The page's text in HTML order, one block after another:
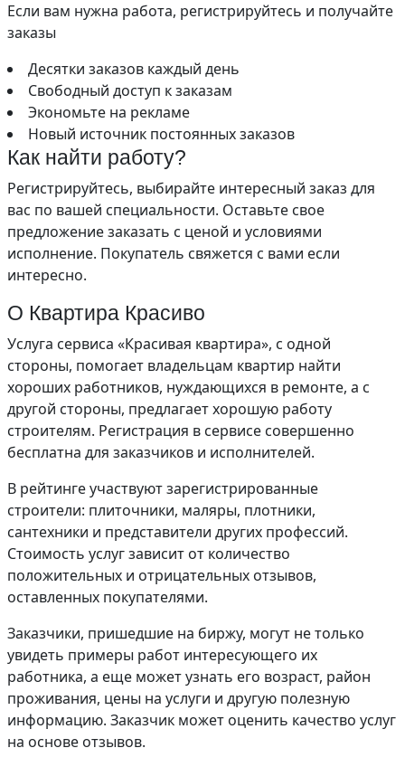
Если вам нужна работа, регистрируйтесь и получайте
заказы
Десятки заказов каждый день
Свободный доступ к заказам
Экономьте на рекламе
Новый источник постоянных заказов
Как найти работу?
Регистрируйтесь, выбирайте интересный заказ для
вас по вашей специальности. Оставьте свое
предложение заказать с ценой и условиями
исполнение. Покупатель свяжется с вами если
интересно.
О Квартира Красиво
Услуга сервиса «Красивая квартира», с одной
стороны, помогает владельцам квартир найти
хороших работников, нуждающихся в ремонте, а с
другой стороны, предлагает хорошую работу
строителям. Регистрация в сервисе совершенно
бесплатна для заказчиков и исполнителей.
В рейтинге участвуют зарегистрированные
строители: плиточники, маляры, плотники,
сантехники и представители других профессий.
Стоимость услуг зависит от количество
положительных и отрицательных отзывов,
оставленных покупателями.
Заказчики, пришедшие на биржу, могут не только
увидеть примеры работ интересующего их
работника, а еще может узнать его возраст, район
проживания, цены на услуги и другую полезную
информацию. Заказчик может оценить качество услуг
на основе отзывов.